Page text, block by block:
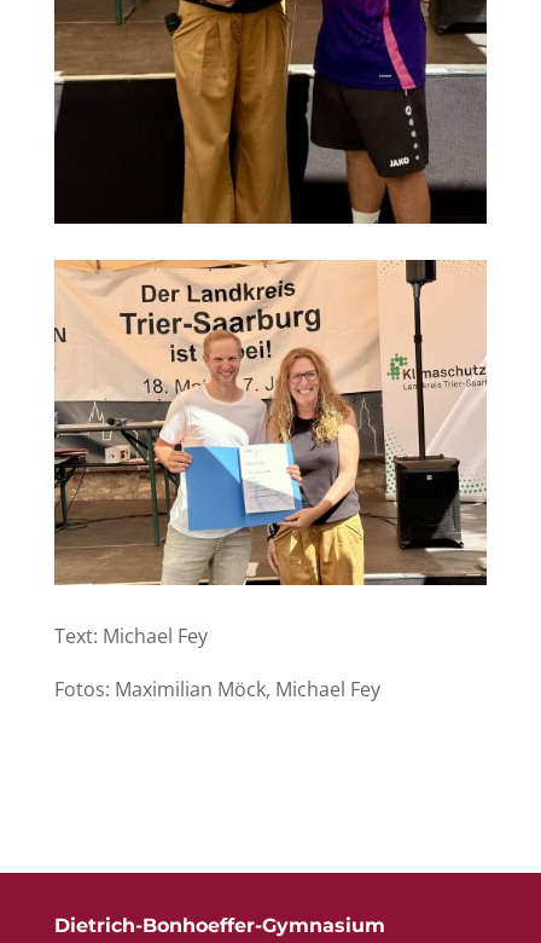
Text: Michael Fey
Fotos: Maximilian Möck, Michael Fey
Dietrich-Bonhoeffer-Gymnasium